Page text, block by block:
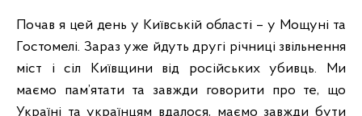
Почав я цей день у Київській області – у Мощуні та
Гостомелі. Зараз уже йдуть другі річниці звільнення
міст і сіл Київщини від російських убивць. Ми
маємо пам’ятати та завжди говорити про те, що
Україні та українцям вдалося, маємо завжди бути